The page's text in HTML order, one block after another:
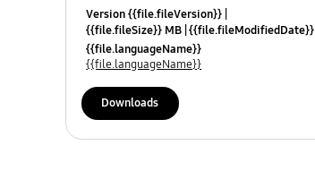
Version {{file.fileVersion}}
{{file.fileSize}} MB {{file.fileModifiedDate}}
{{file.osNames}}
{{file.languageName}}
{{file.languageName}}
Downloads